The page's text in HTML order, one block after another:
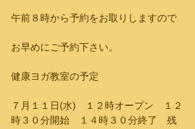
午前８時から予約をお取りしますので
お早めにご予約下さい。
健康ヨガ教室の予定
７月１１日(水)　１２時オープン　１２
時３０分開始　１４時３０分終了　残